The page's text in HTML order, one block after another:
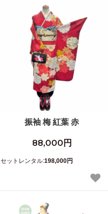
振袖 梅 紅葉 赤
88,000円
セットレンタル:198,000円